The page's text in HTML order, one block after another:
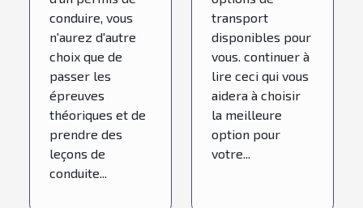
conduire, vous
n'aurez d'autre
choix que de
passer les
épreuves
théoriques et de
prendre des
leçons de
conduite...
transport
disponibles pour
vous. continuer à
lire ceci qui vous
aidera à choisir
la meilleure
option pour
votre...